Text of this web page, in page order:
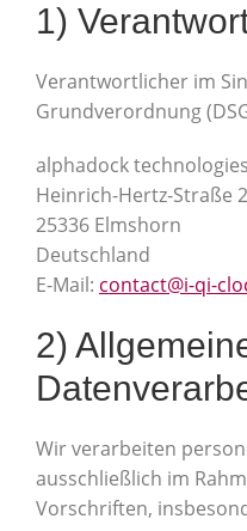
1)
Verantwortlicher im
Grundverordnung
alphadock
Heinrich-Hertz-Straße
25336 Elmshorn
Deutschland
E-Mail: contact@i-qi-
2)
Wir verarbeiten
ausschließlich im
Vorschriften,